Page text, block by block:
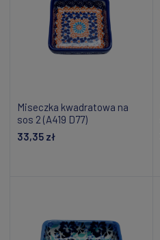
Miseczka kwadratowa na
sos 2 (A419 D77)
33,35 zł